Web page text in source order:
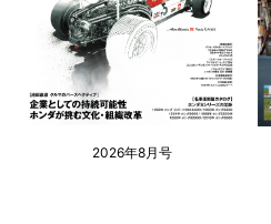
2026年8月号